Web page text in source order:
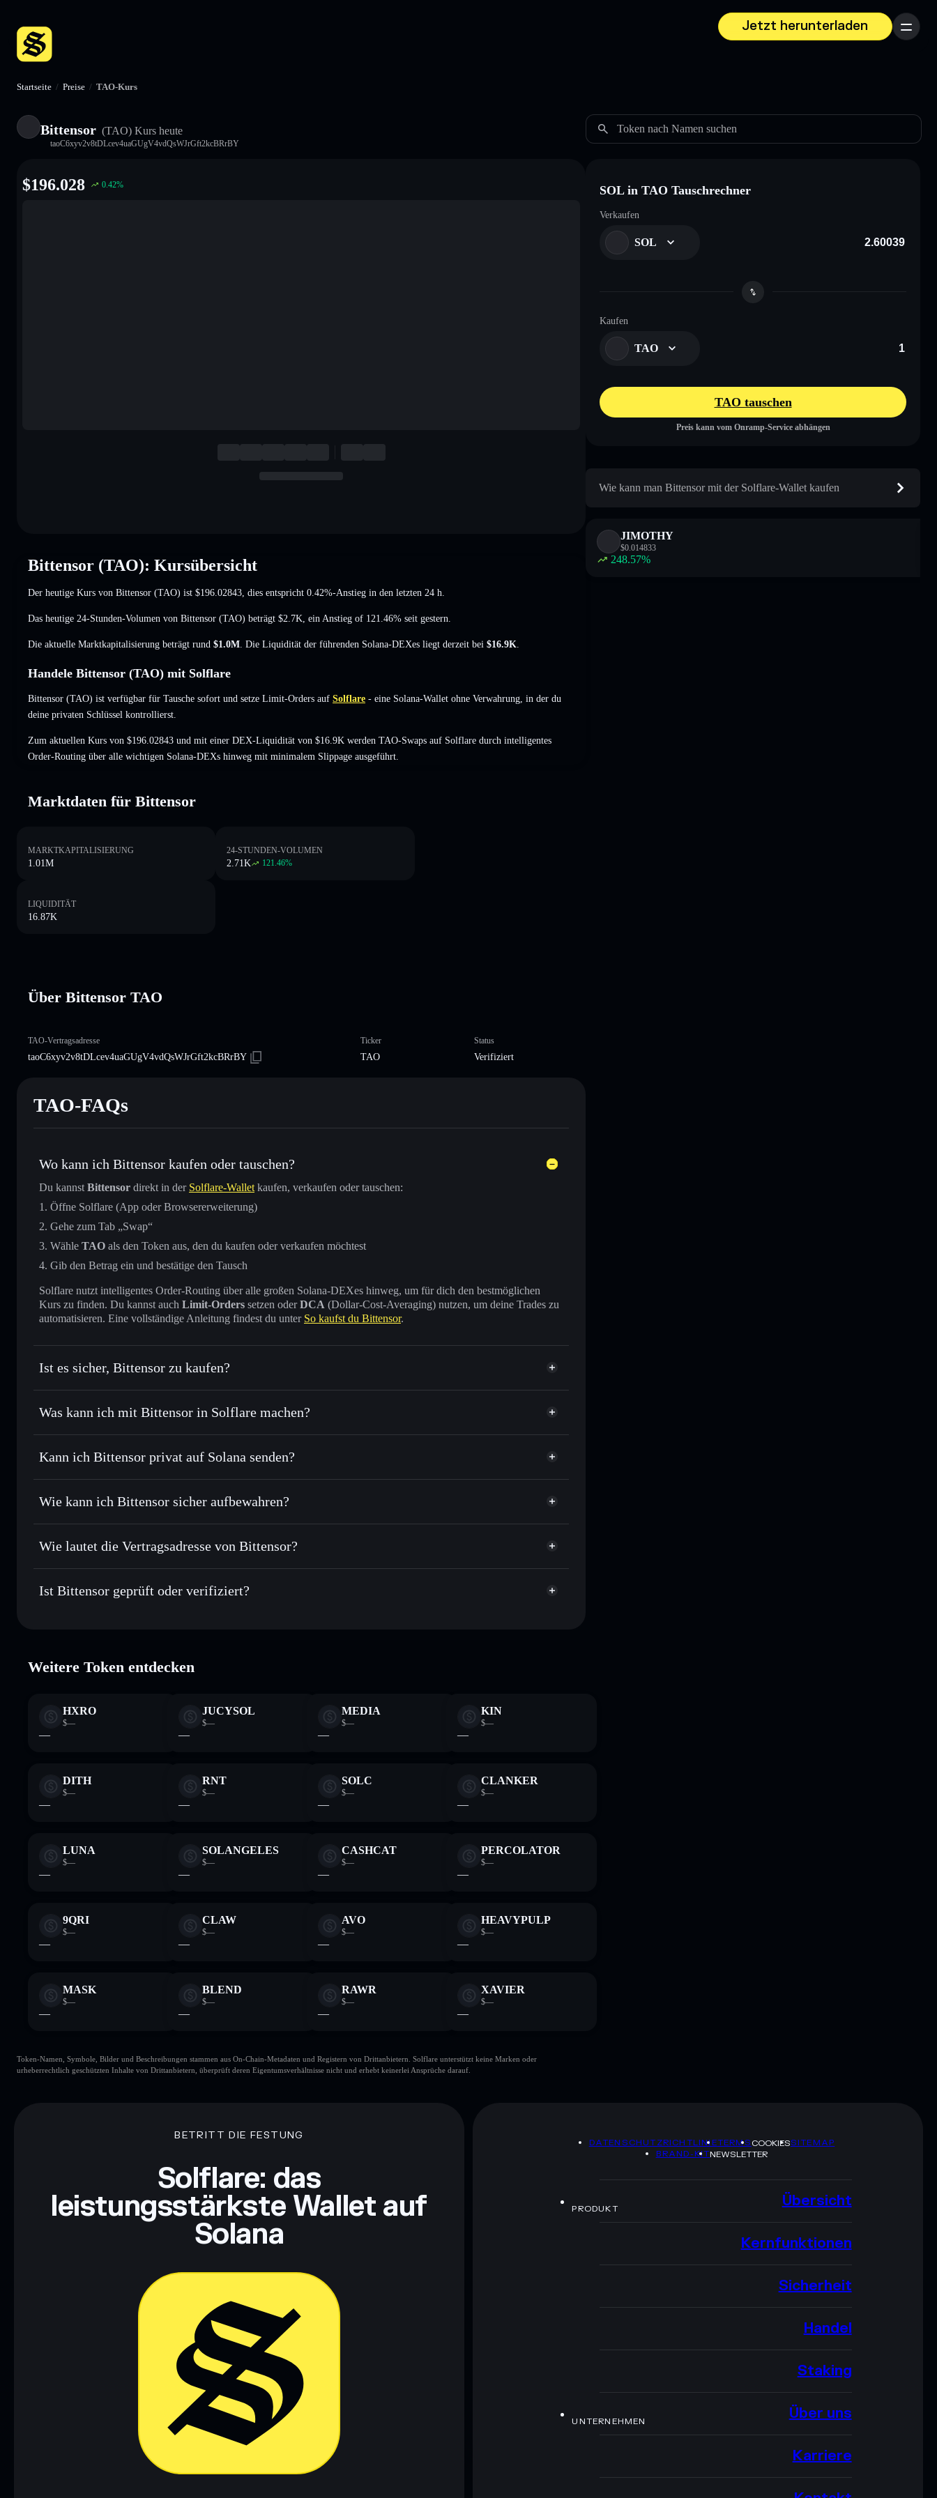
Jetzt herunterladen
Menü
Startseite / Preise / TAO-Kurs
Bittensor (TAO) Kurs heute
taoC6xyv2v8tDLcev4uaGUgV4vdQsWJrGft2kcBRrBY
Token nach Namen suchen
$196.028 0.42%
Bittensor (TAO): Kursübersicht
Der heutige Kurs von Bittensor (TAO) ist $196.02843 , dies entspricht 0.42%-Anstieg in den letzten 24 h.
Das heutige 24-Stunden-Volumen von Bittensor (TAO) beträgt $2.7K ein Anstieg of 121.46% seit gestern.
Die aktuelle Marktkapitalisierung beträgt rund $1.0M . Die Liquidität der führenden Solana-DEXes liegt derzeit bei $16.9K
Handele Bittensor (TAO) mit Solflare
Bittensor (TAO) ist verfügbar für Tausche sofort und setze Limit-Orders auf Solflare - eine Solana-Wallet ohne Verwahrung, in der du
deine privaten Schlüssel kontrollierst.
Zum aktuellen Kurs von $196.02843 und mit einer DEX-Liquidität von $16.9K werden TAO-Swaps auf Solflare durch intelligentes
Order-Routing über alle wichtigen Solana-DEXs hinweg mit minimalem Slippage ausgeführt.
Marktdaten für Bittensor
MARKTKAPITALISIERUNG
1.01M
24-STUNDEN-VOLUMEN
2.71K 121.46%
LIQUIDITÄT
16.87K
Über Bittensor TAO
TAO-Vertragsadresse
taoC6xyv2v8tDLcev4uaGUgV4vdQsWJrGft2kcBRrBY
Ticker
TAO
Status
Verifiziert
TAO-FAQs
Wo kann ich Bittensor kaufen oder tauschen?
Du kannst Bittensor direkt in der Solflare-Wallet kaufen, verkaufen oder tauschen:
Öffne Solflare (App oder Browsererweiterung)
Gehe zum Tab „Swap“
Wähle TAO als den Token aus, den du kaufen oder verkaufen möchtest
Gib den Betrag ein und bestätige den Tausch
Solflare nutzt intelligentes Order-Routing über alle großen Solana-DEXes hinweg, um für dich den bestmöglichen
Kurs zu finden. Du kannst auch Limit-Orders setzen oderDCA (Dollar-Cost-Averaging) nutzen, um deine Trades zu
automatisieren. Eine vollständige Anleitung findest du unter So kaufst du Bittensor.
Ist es sicher, Bittensor zu kaufen?
Bittensor verifizierter Token
Was kann ich mit Bittensor in Solflare machen?
Bittensor
Solflare-Wallet
Sofort tauschen– handle TAO gegen SOL, USDC oder Tausende anderer Solana-Tokens mit intelligentem Order
Durchschnittskosteneffekt nutzen – Schritt für Schritt per Durchschnittskosteneffekt in TAO einsteigen
Privat senden– übertrage TAO, ohne Wallets öffentlich zu verknüpfen, mithilfe des in Solflare integrierten Privacy
Aggregators
Kann ich Bittensor privat auf Solana senden?
Solflare-Wallet Privacy Aggregator Bittensor
Wie kann ich Bittensor sicher aufbewahren?
Bittensor nicht verwahrenden Wallet Solflare
Privacy Aggregator
Wie lautet die Vertragsadresse von Bittensor?
Bittensor taoC6xyv2v8tDLcev4uaGUgV4vdQsWJrGft2kcBRrBY
Solflare-Wallet
Ist Bittensor geprüft oder verifiziert?
Weitere Token entdecken
HXRO
$—
—
JUCYSOL
$—
—
MEDIA
$—
—
KIN
$—
—
DITH
$—
—
RNT
$—
—
SOLC
$—
—
CLANKER
$—
—
LUNA
$—
—
SOLANGELES
$—
—
CASHCAT
$—
—
PERCOLATOR
$—
—
9QRI
$—
—
CLAW
$—
—
AVO
$—
—
HEAVYPULP
$—
—
MASK
$—
—
BLEND
$—
—
RAWR
$—
—
XAVIER
$—
—
Token-Namen, Symbole, Bilder und Beschreibungen stammen aus On-Chain-Metadaten und Registern von Drittanbietern. Solflare unterstützt keine Marken oder
urheberrechtlich geschützten Inhalte von Drittanbietern, überprüft deren Eigentumsverhältnisse nicht und erhebt keinerlei Ansprüche darauf.
SOL in TAO Tauschrechner
Verkaufen
SOL
Kaufen
TAO
TAO tauschen
Preis kann vom Onramp-Service abhängen
Wie kann man Bittensor mit der Solflare-Wallet kaufen
JIMOTHY
$0.014833
248.57%
BETRITT DIE FESTUNG
Solflare: das
leistungsstärkste Wallet auf
Solana
DATENSCHUTZRICHTLINIETERMSCOOKIESSITEMAP
BRAND-KITNEWSLETTER
PRODUKT Übersicht
Kernfunktionen
Sicherheit
Handel
Staking
UNTERNEHMEN Über uns
Karriere